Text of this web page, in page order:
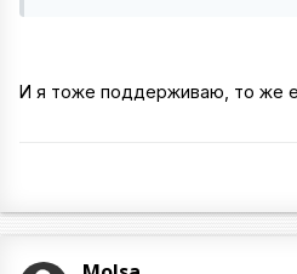
И я тоже поддерживаю, то же